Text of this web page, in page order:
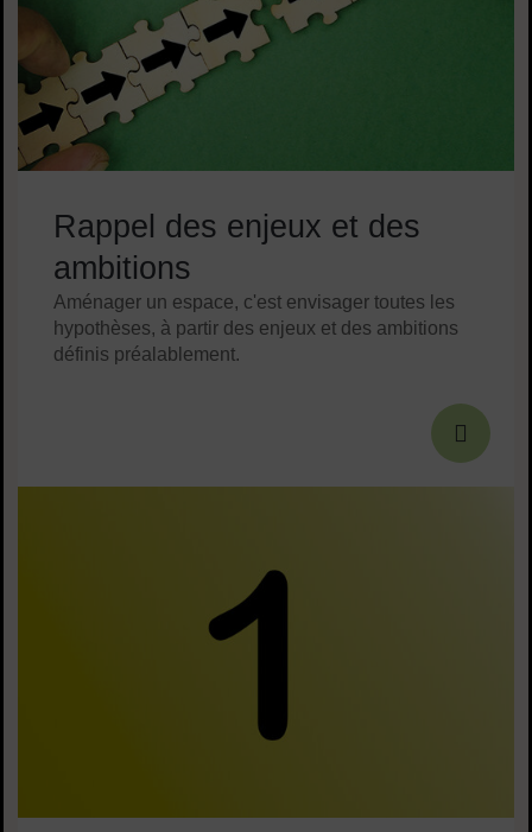
Rappel des enjeux et des
ambitions
Aménager un espace, c'est envisager toutes les
hypothèses, à partir des enjeux et des ambitions
définis préalablement.